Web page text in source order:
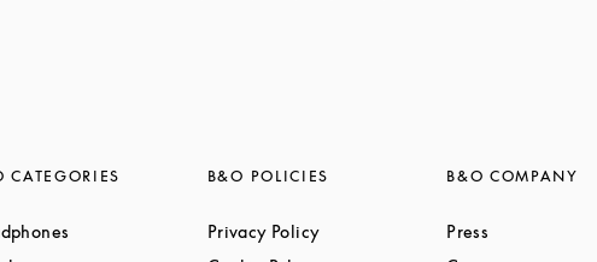
CATEGORIES
Link Opens in New Tab
B&O POLICIES
Privacy PolicyLink Opens in New Tab
B&O COMPANY
Press